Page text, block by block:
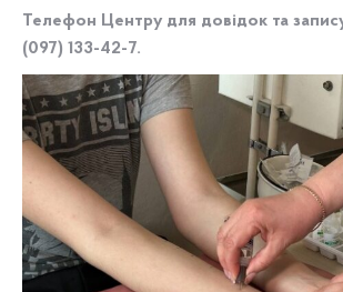
Телефон Центру для довідок та
(097) 133-42-7.